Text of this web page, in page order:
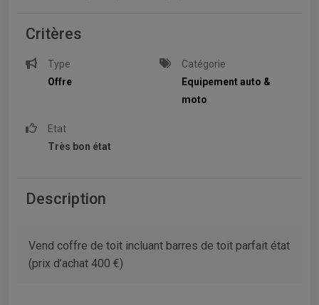
Critères
Type
Offre
Catégorie
Equipement auto &
moto
Etat
Très bon état
Description
Vend coffre de toit incluant barres de toit parfait état
(prix d’achat 400 €)